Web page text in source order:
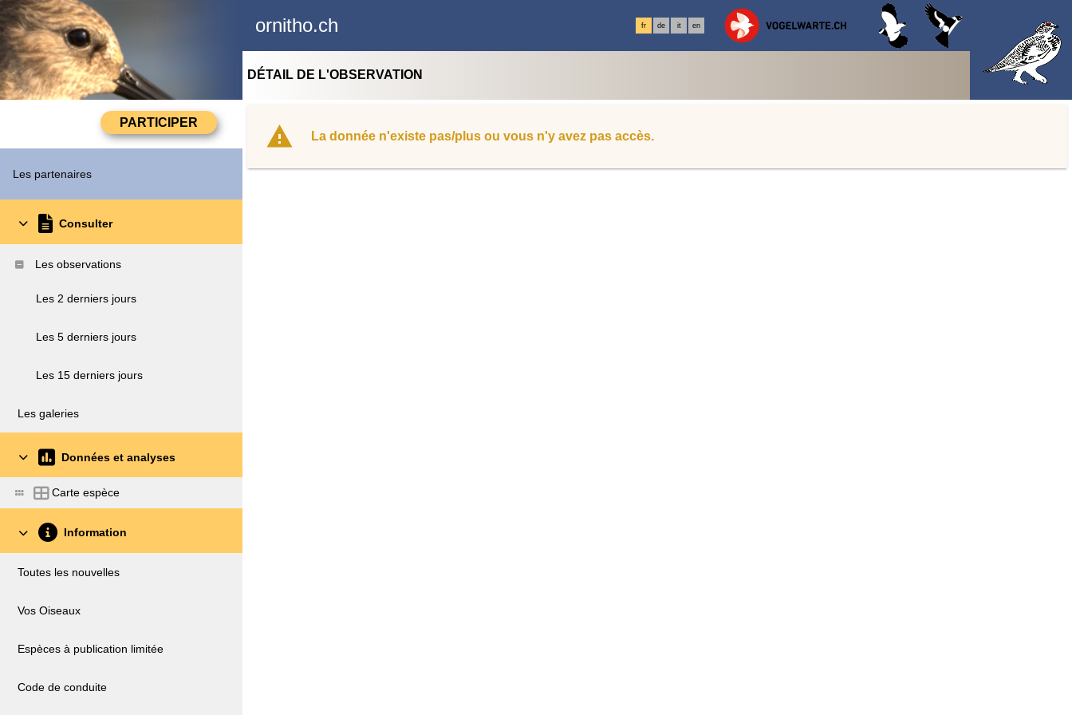
ornitho.ch fr de it en
Les partenaires
Consulter
Les observations
Les 2 derniers jours
Les 5 derniers jours
Les 15 derniers jours
Les galeries
Données et analyses
Carte espèce
Information
Toutes les nouvelles
Vos Oiseaux
Espèces à publication limitée
Code de conduite
DÉTAIL DE L'OBSERVATION
La donnée n'existe pas/plus ou vous n'y avez pas accès.